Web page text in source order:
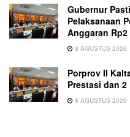
Gubernur
Pelaksanaan
Anggaran
8 AGUSTUS 2026
Porprov II
Prestasi dan
8 AGUSTUS 2026